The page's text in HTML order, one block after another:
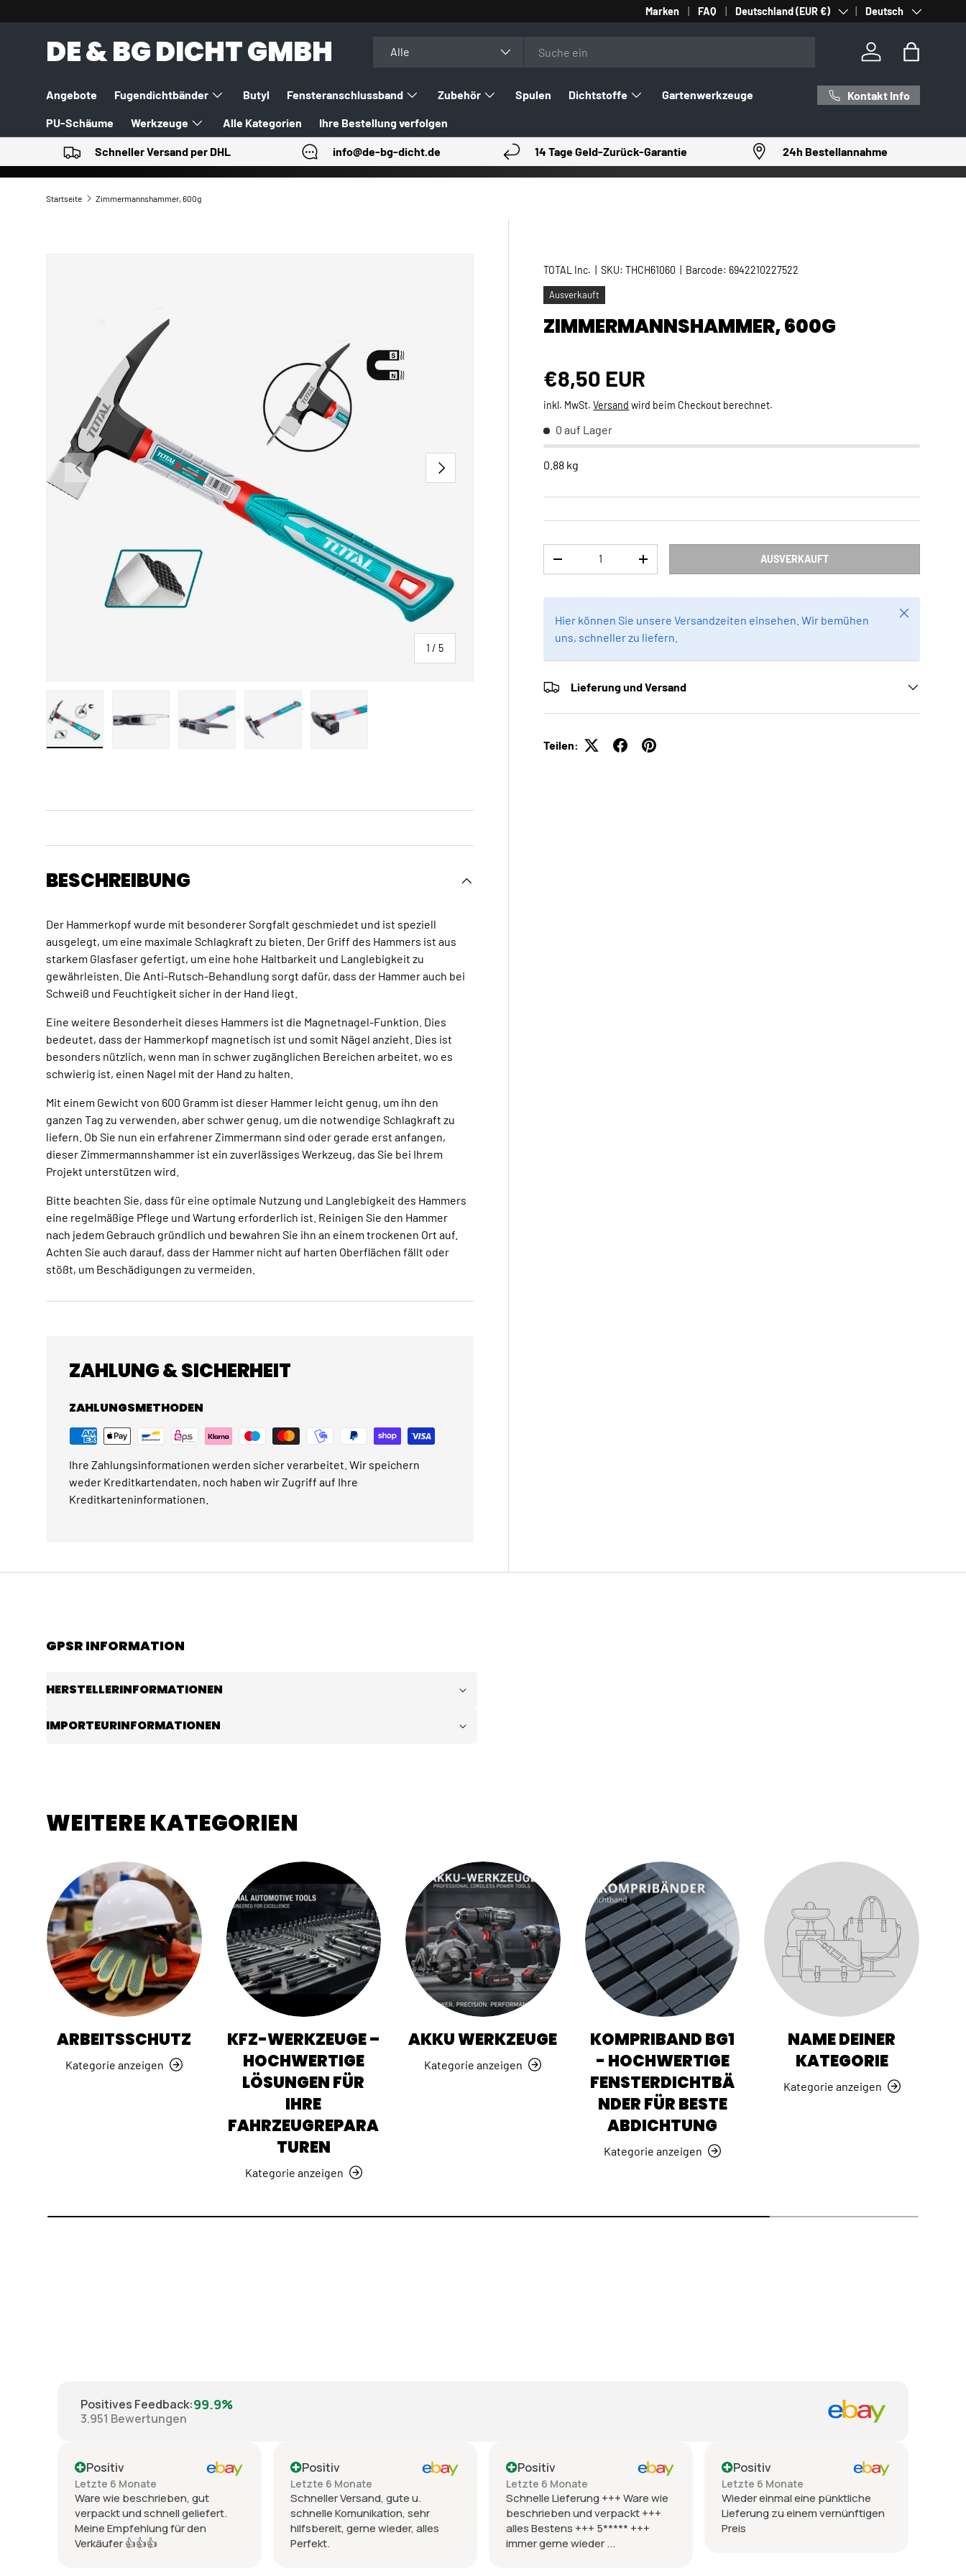
DIREKT ZUM INHALT
Marken FAQ Land/Region
Deutschland (EUR €) SpracheDeutsch
DE & BG DICHT GMBH Alle
Einloggen
Angebote Fugendichtbänder Butyl Fensteranschlussband Zubehör Spulen Dichtstoffe Gartenwerkzeuge
PU-Schäume Werkzeuge Alle Kategorien Ihre Bestellung verfolgen
Kontakt Info
Schneller Versand per DHL info@de-bg-dicht.de 14 Tage Geld-Zurück-Garantie 24h Bestellannahme
Startseite Zimmermannshammer, 600g
VORHERIGE
1 / von
5
NÄCHSTE
TOTAL Inc. |SKU: THCH61060 Barcode: 6942210227522
Ausverkauft
ZIMMERMANNSHAMMER, 600G
Normaler Preis
€8,50 EUR
inkl. MwSt.Versand wird beim Checkout berechnet.
0 auf Lager
0.88 kg
MENGE VERRINGERNMENGE ERHÖHEN AUSVERKAUFT
Hier können Sie unsere Versandzeiten einsehen. Wir bemühen
uns, schneller zu liefern.
Schließen
Lieferung und Versand
Teilen:
BESCHREIBUNG
Der Hammerkopf wurde mit besonderer Sorgfalt geschmiedet und ist speziell
ausgelegt, um eine maximale Schlagkraft zu bieten. Der Griff des Hammers ist aus
starkem Glasfaser gefertigt, um eine hohe Haltbarkeit und Langlebigkeit zu
gewährleisten. Die Anti-Rutsch-Behandlung sorgt dafür, dass der Hammer auch bei
Schweiß und Feuchtigkeit sicher in der Hand liegt.
Eine weitere Besonderheit dieses Hammers ist die Magnetnagel-Funktion. Dies
bedeutet, dass der Hammerkopf magnetisch ist und somit Nägel anzieht. Dies ist
besonders nützlich, wenn man in schwer zugänglichen Bereichen arbeitet, wo es
schwierig ist, einen Nagel mit der Hand zu halten.
Mit einem Gewicht von 600 Gramm ist dieser Hammer leicht genug, um ihn den
ganzen Tag zu verwenden, aber schwer genug, um die notwendige Schlagkraft zu
liefern. Ob Sie nun ein erfahrener Zimmermann sind oder gerade erst anfangen,
dieser Zimmermannshammer ist ein zuverlässiges Werkzeug, das Sie bei Ihrem
Projekt unterstützen wird.
Bitte beachten Sie, dass für eine optimale Nutzung und Langlebigkeit des Hammers
eine regelmäßige Pflege und Wartung erforderlich ist. Reinigen Sie den Hammer
nach jedem Gebrauch gründlich und bewahren Sie ihn an einem trockenen Ort auf.
Achten Sie auch darauf, dass der Hammer nicht auf harten Oberflächen fällt oder
stößt, um Beschädigungen zu vermeiden.
ZAHLUNG & SICHERHEIT
ZAHLUNGSMETHODEN
Ihre Zahlungsinformationen werden sicher verarbeitet. Wir speichern
weder Kreditkartendaten, noch haben wir Zugriff auf Ihre
Kreditkarteninformationen.
GPSR INFORMATION
HERSTELLERINFORMATIONEN
IMPORTEURINFORMATIONEN
WEITERE KATEGORIEN
ARBEITSSCHUTZ
Kategorie anzeigen
KFZ-WERKZEUGE –
HOCHWERTIGE
LÖSUNGEN FÜR
IHRE
FAHRZEUGREPARA
TUREN
Kategorie anzeigen
AKKU WERKZEUGE
Kategorie anzeigen
KOMPRIBAND BG1
- HOCHWERTIGE
FENSTERDICHTBÄ
NDER FÜR BESTE
ABDICHTUNG
Kategorie anzeigen
NAME DEINER
KATEGORIE
Kategorie anzeigen
Positives Feedback:99.9%
3.951 Bewertungen
Positiv
Letzte 6 Monate
Ware wie beschrieben, gut
verpackt und schnell geliefert.
Meine Empfehlung für den
Verkäufer 👍👍👍
Positiv
Letzte 6 Monate
Schneller Versand, gute u.
schnelle Komunikation, sehr
hilfsbereit, gerne wieder, alles
Perfekt.
Positiv
Letzte 6 Monate
Schnelle Lieferung +++ Ware wie
beschrieben und verpackt +++
alles Bestens +++ 5***** +++
immer gerne wieder ...
Positiv
Letzte 6 Monate
Wieder einmal eine pünktliche
Lieferung zu einem vernünftigen
Preis